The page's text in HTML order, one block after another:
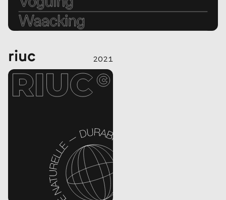
riuc 2021